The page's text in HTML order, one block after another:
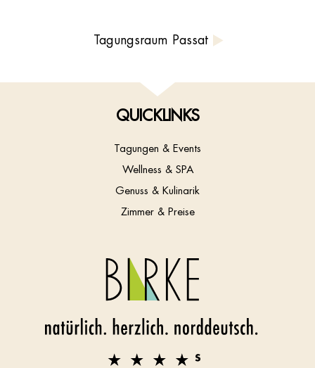
Tagungsraum Passat
QUICKLINKS
Tagungen & Events
Wellness & SPA
Genuss & Kulinarik
Zimmer & Preise